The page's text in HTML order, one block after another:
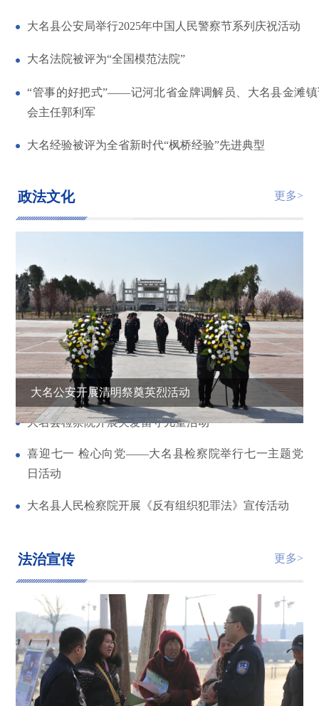
大名县公安局举行2025年中国人民警察节系列庆祝活动
大名法院被评为“全国模范法院”
“管事的好把式”——记河北省金牌调解员、大名县金滩
会主任郭利军
大名经验被评为全省新时代“枫桥经验”先进典型
政法文化 更多>
大名公安开展清明祭奠英烈活动
大名县检察院开展关爱留守儿童活动
喜迎七一 检心向党——大名县检察院举行七一主题党
日活动
大名县人民检察院开展《反有组织犯罪法》宣传活动
法治宣传 更多>